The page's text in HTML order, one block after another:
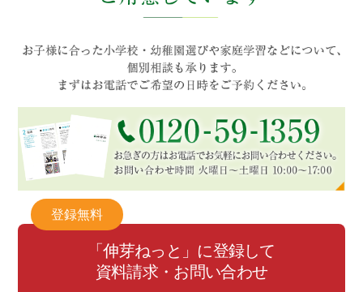
登録無料
「伸芽ねっと」に登録して
資料請求・お問い合わせ